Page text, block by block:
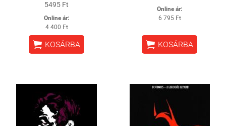
5495 Ft
Online ár:
4 400 Ft
 KOSÁRBA
Online ár:
6 795 Ft
 KOSÁRBA